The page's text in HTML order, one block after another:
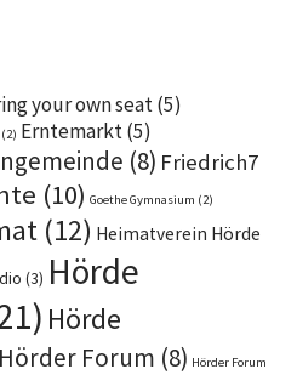
your own seat(5)
(2) Erntemarkt(5)
(8) Friedrich7
(10) Goethe Gymnasium (2)
(12) Heimatverein Hörde
(3) Hörde
Hörde
Hörder Forum (8) Hörder Forum